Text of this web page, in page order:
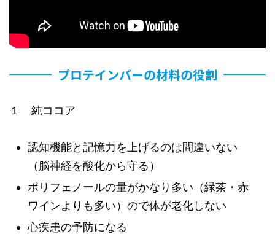
プロテインバーの材料の役割
１ 純ココア
認知機能と記憶力を上げるのは間違いない
（脳神経を酸化から守る）
ポリフェノールの量がかなり多い（緑茶・赤
ワインよりも多い）ので体が老化しない
心疾患の予防になる